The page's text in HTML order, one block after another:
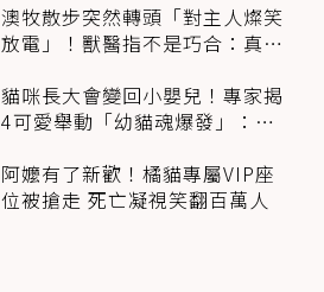
澳牧散步突然轉頭「對主人燦笑
放電」！獸醫指不是巧合：真相
貓咪長大會變回小嬰兒！專家揭
4可愛舉動「幼貓魂爆發」：本
阿嬤有了新歡！橘貓專屬VIP座
位被搶走 死亡凝視笑翻百萬人